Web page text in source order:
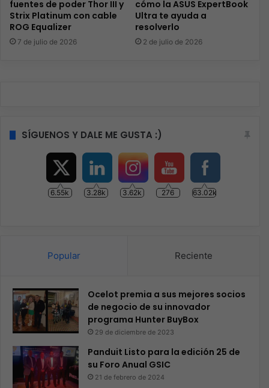
fuentes de poder Thor III y
Strix Platinum con cable
ROG Equalizer
7 de julio de 2026
cómo la ASUS ExpertBook
Ultra te ayuda a
resolverlo
2 de julio de 2026
SÍGUENOS Y DALE ME GUSTA :)
6.55k 3.28k 3.62k 276 63.02k
Popular Reciente
Ocelot premia a sus mejores socios
de negocio de su innovador
programa Hunter BuyBox
29 de diciembre de 2023
Panduit Listo para la edición 25 de
su Foro Anual GSIC
21 de febrero de 2024